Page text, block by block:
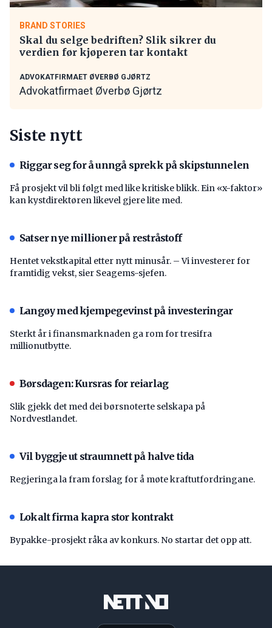
BRAND STORIES
Skal du selge bedriften? Slik sikrer du
verdien før kjøperen tar kontakt
ADVOKATFIRMAET ØVERBØ GJØRTZ
Advokatfirmaet Øverbø Gjørtz
Siste nytt
Riggar seg for å unngå sprekk på skipstunnelen
Få prosjekt vil bli følgt med like kritiske blikk. Ein «x-faktor»
kan kystdirektøren likevel gjere lite med.
Satser nye millioner på restråstoff
Hentet vekstkapital etter nytt minusår. – Vi investerer for
framtidig vekst, sier Seagems-sjefen.
Langøy med kjempegevinst på investeringar
Sterkt år i finansmarknaden ga rom for tresifra
millionutbytte.
Børsdagen: Kursras for reiarlag
Slik gjekk det med dei børsnoterte selskapa på
Nordvestlandet.
Vil byggje ut straumnett på halve tida
Regjeringa la fram forslag for å møte kraftutfordringane.
Lokalt firma kapra stor kontrakt
Bypakke-prosjekt råka av konkurs. No startar det opp att.